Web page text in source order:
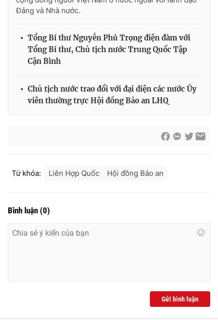
® Cấm sao chép dưới mọi hình thức nếu không có sự chấp
thuận bằng văn bản. Ghi rõ nguồn VTV.vn khi phát hành lại
thông tin từ website này.
Đảng và Nhà nước.
Tổng Bí thư Nguyễn Phú Trọng điện đàm với
Tổng Bí thư, Chủ tịch nước Trung Quốc Tập
Cận Bình
Chủ tịch nước trao đổi với đại diện các nước Ủy
viên thường trực Hội đồng Bảo an LHQ
Từ khóa: Liên Hợp Quốc Hội đồng Bảo an
Bình luận (0)
Gửi bình luận